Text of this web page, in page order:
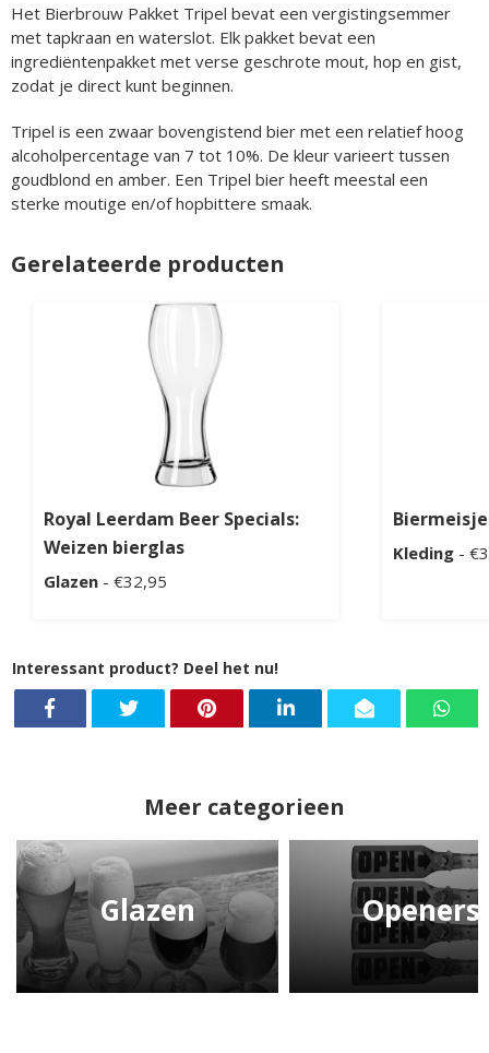
Het Bierbrouw Pakket Tripel bevat een vergistingsemmer
met tapkraan en waterslot. Elk pakket bevat een
ingrediëntenpakket met verse geschrote mout, hop en gist,
zodat je direct kunt beginnen.
Tripel is een zwaar bovengistend bier met een relatief hoog
alcoholpercentage van 7 tot 10%. De kleur varieert tussen
goudblond en amber. Een Tripel bier heeft meestal een
sterke moutige en/of hopbittere smaak.
Gerelateerde producten
Royal Leerdam Beer Specials:
Weizen bierglas
Glazen - €32,95
Kleding -
Interessant product? Deel het nu!
Meer categorieen
Glazen Openers